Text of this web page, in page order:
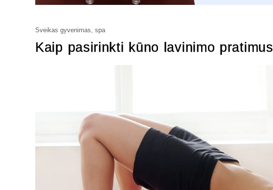
Sveikas gyvenimas, spa
Kaip pasirinkti kūno lavinimo pratimus